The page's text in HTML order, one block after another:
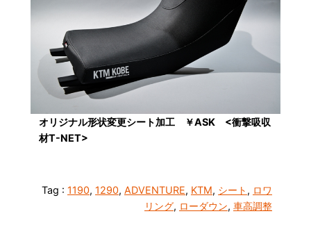
オリジナル形状変更シート加工 ￥ASK <衝撃吸収
材T-NET>
Tag : 1190, 1290, ADVENTURE, KTM, シート , ロワ
リング, ローダウン, 車高調整